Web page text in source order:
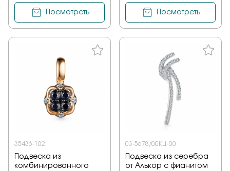
Посмотреть Посмотреть
35436-102
Подвеска из
комбинированного
03-5678/00КЦ-00
Подвеска из серебра
от Алькор с фианитом